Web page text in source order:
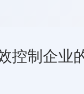
控制企业